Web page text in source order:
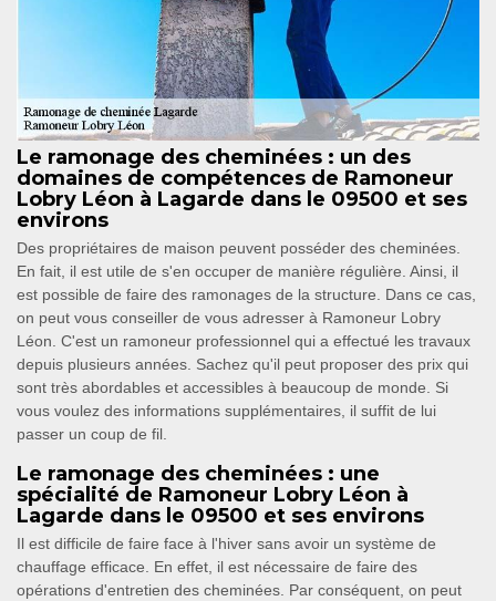
Le ramonage des cheminées : un des
domaines de compétences de Ramoneur
Lobry Léon à Lagarde dans le 09500 et ses
environs
Des propriétaires de maison peuvent posséder des cheminées.
En fait, il est utile de s'en occuper de manière régulière. Ainsi, il
est possible de faire des ramonages de la structure. Dans ce cas,
on peut vous conseiller de vous adresser à Ramoneur Lobry
Léon. C'est un ramoneur professionnel qui a effectué les travaux
depuis plusieurs années. Sachez qu'il peut proposer des prix qui
sont très abordables et accessibles à beaucoup de monde. Si
vous voulez des informations supplémentaires, il suffit de lui
passer un coup de fil.
Le ramonage des cheminées : une
spécialité de Ramoneur Lobry Léon à
Lagarde dans le 09500 et ses environs
Il est difficile de faire face à l'hiver sans avoir un système de
chauffage efficace. En effet, il est nécessaire de faire des
opérations d'entretien des cheminées. Par conséquent, on peut